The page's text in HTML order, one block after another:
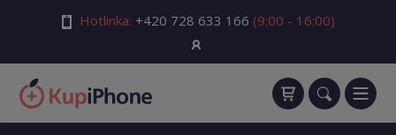
Hotlinka: +420 728 633 166 (9:00 - 16:00)